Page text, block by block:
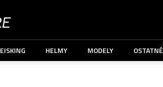
EISKING HELMY MODELY OSTATNÉ